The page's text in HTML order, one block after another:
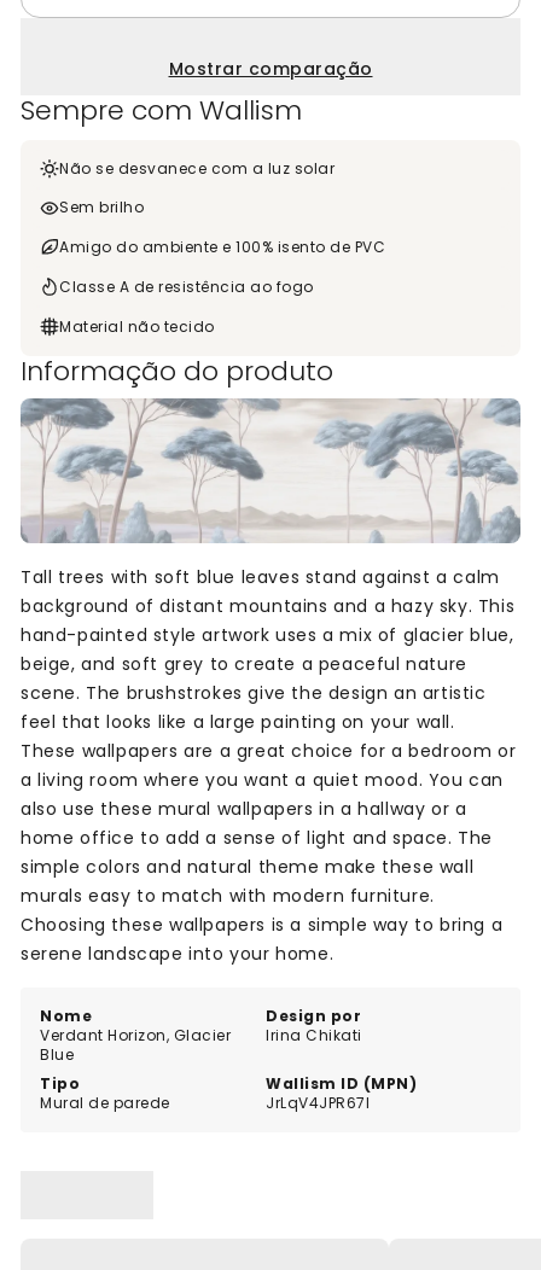
Mostrar comparação
Sempre com Wallism
Não se desvanece com a luz solar
Sem brilho
Amigo do ambiente e 100% isento de PVC
Classe A de resistência ao fogo
Material não tecido
Informação do produto
Nome
Verdant Horizon, Glacier
Blue
Design por
Irina Chikati
Tipo
Mural de parede
Wallism ID (MPN)
JrLqV4JPR67l
Tall trees with soft blue leaves stand against a calm
background of distant mountains and a hazy sky. This
hand-painted style artwork uses a mix of glacier blue,
beige, and soft grey to create a peaceful nature
scene. The brushstrokes give the design an artistic
feel that looks like a large painting on your wall.
These wallpapers are a great choice for a bedroom or
a living room where you want a quiet mood. You can
also use these mural wallpapers in a hallway or a
home office to add a sense of light and space. The
simple colors and natural theme make these wall
murals easy to match with modern furniture.
Choosing these wallpapers is a simple way to bring a
serene landscape into your home.